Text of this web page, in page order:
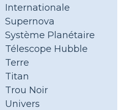
Internationale
Supernova
Système Planétaire
Télescope Hubble
Terre
Titan
Trou Noir
Univers